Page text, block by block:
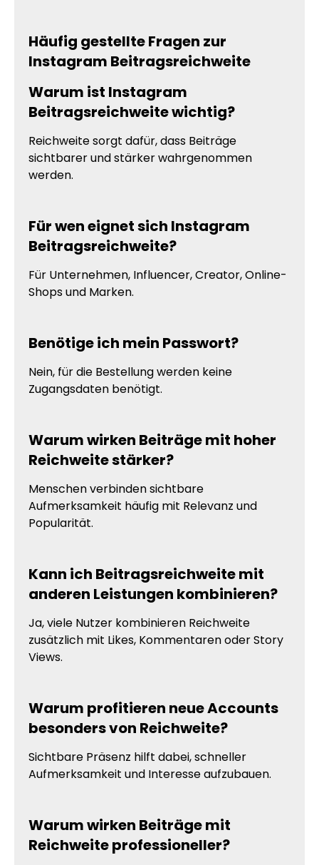
Häufig gestellte Fragen zur
Instagram Beitragsreichweite
Warum ist Instagram
Beitragsreichweite wichtig?
Reichweite sorgt dafür, dass Beiträge
sichtbarer und stärker wahrgenommen
werden.
Für wen eignet sich Instagram
Beitragsreichweite?
Für Unternehmen, Influencer, Creator, Online-
Shops und Marken.
Benötige ich mein Passwort?
Nein, für die Bestellung werden keine
Zugangsdaten benötigt.
Warum wirken Beiträge mit hoher
Reichweite stärker?
Menschen verbinden sichtbare
Aufmerksamkeit häufig mit Relevanz und
Popularität.
Kann ich Beitragsreichweite mit
anderen Leistungen kombinieren?
Ja, viele Nutzer kombinieren Reichweite
zusätzlich mit Likes, Kommentaren oder Story
Views.
Warum profitieren neue Accounts
besonders von Reichweite?
Sichtbare Präsenz hilft dabei, schneller
Aufmerksamkeit und Interesse aufzubauen.
Warum wirken Beiträge mit
Reichweite professioneller?